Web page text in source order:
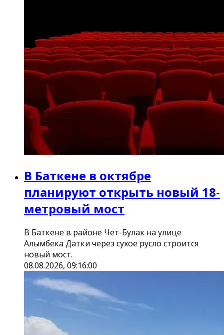
В Баткене в октябре
планируют открыть новый 18-
метровый мост
В Баткене в районе Чет-Булак на улице
Алымбека Датки через сухое русло строится
новый мост.
08.08.2026, 09:16:00